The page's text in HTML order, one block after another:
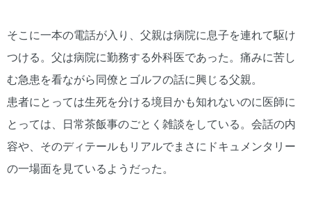
そこに一本の電話が入り、父親は病院に息子を連れて駆け
つける。父は病院に勤務する外科医であった。痛みに苦し
む急患を看ながら同僚とゴルフの話に興じる父親。
患者にとっては生死を分ける境目かも知れないのに医師に
とっては、日常茶飯事のごとく雑談をしている。会話の内
容や、そのディテールもリアルでまさにドキュメンタリー
の一場面を見ているようだった。